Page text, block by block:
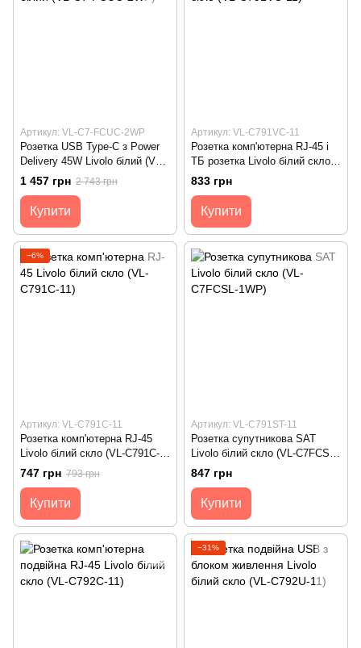
Артикул: VL-C7-FCUC-2WP
Розетка USB Type-C з Power
Delivery 45W Livolo білий (VL-
C7-FCUC-2WP)
1 457 грн 2 743 грн
Купити
Артикул: VL-C791VC-11
Розетка комп'ютерна RJ-45 і
ТБ розетка Livolo білий скло
(VL-C791VC-11)
833 грн
Купити
−6%
Артикул: VL-C791C-11
Розетка комп'ютерна RJ-45
Livolo білий скло (VL-C791C-
11)
747 грн 793 грн
Купити
Артикул: VL-C791ST-11
Розетка супутникова SAT
Livolo білий скло (VL-C7FCSL-
1WP)
847 грн
Купити
−31%